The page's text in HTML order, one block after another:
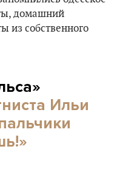
домашний
из собственного
Ильи